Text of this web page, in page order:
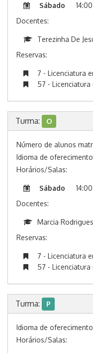
Sábado
Docentes:
Terezinha De
Reservas:
7 - Licenciatura
57 -
Turma: O
Número de alunos
Idioma de
Horários/Salas:
Sábado
Docentes:
Marcia
Reservas:
7 - Licenciatura
57 -
Turma: P
Idioma de
Horários/Salas: